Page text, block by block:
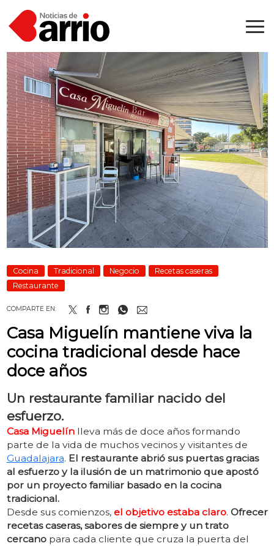
Cocina Tradicional Negocio
Recetas caseras
Restaurante
COMPARTE EN:
Casa Miguelín mantiene viva la
cocina tradicional desde hace
doce años
Un restaurante familiar nacido del
esfuerzo.
Casa Miguelínlleva más de doce años formando
parte de la vida de muchos vecinos y visitantes de
Guadalajara. El restaurante abrió sus puertas gracias
al esfuerzo y la ilusión de un matrimonio que apostó
por un proyecto familiar basado en la cocina
tradicional.
Desde sus comienzos,el objetivo estaba claro. Ofrecer
recetas caseras, sabores de siempre y un trato
cercanopara cada cliente que cruza la puerta del